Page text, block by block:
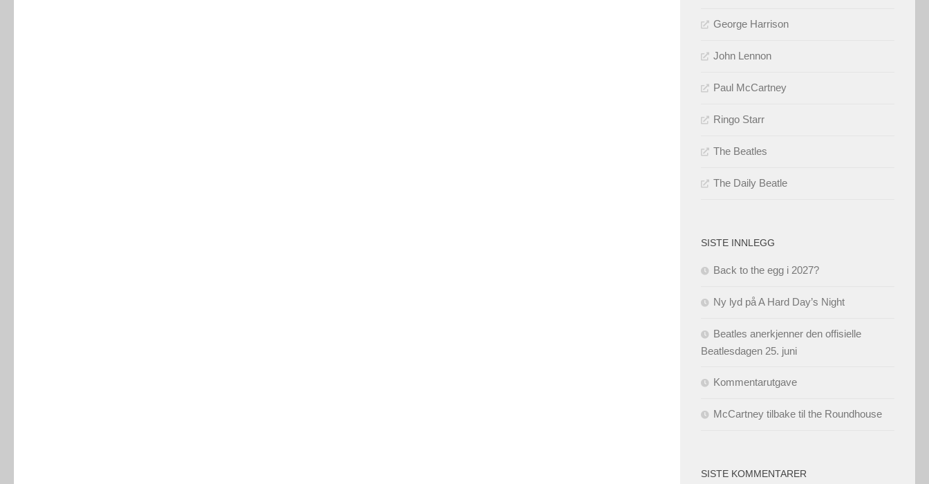
George Harrison
John Lennon
Paul McCartney
Ringo Starr
The Beatles
The Daily Beatle
SISTE INNLEGG
Back to the egg i 2027?
Ny lyd på A Hard Day’s Night
Beatles anerkjenner den offisielle
Beatlesdagen 25. juni
Kommentarutgave
McCartney tilbake til the Roundhouse
SISTE KOMMENTARER